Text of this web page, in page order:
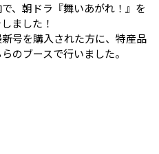
、朝ドラ『舞いあがれ！』を
ました！
号を購入された方に、特産品
のブースで行いました。